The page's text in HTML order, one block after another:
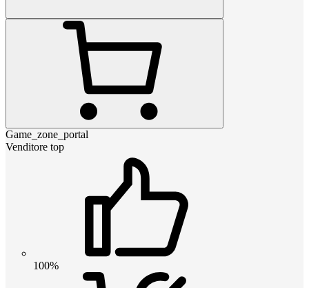
Game_zone_portal
Venditore top
100%